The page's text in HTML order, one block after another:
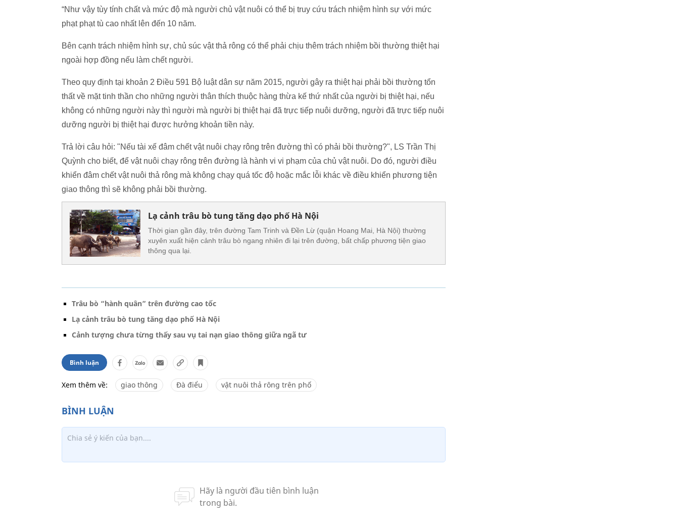
“Như vậy tùy tính chất và mức độ mà người chủ vật nuôi có thể bị truy cứu trách nhiệm hình sự với mức
phạt phạt tù cao nhất lên đến 10 năm.
Bên cạnh trách nhiệm hình sự, chủ súc vật thả rông có thể phải chịu thêm trách nhiệm bồi thường thiệt hại
ngoài hợp đồng nếu làm chết người.
Theo quy định tại khoản 2 Điều 591 Bộ luật dân sự năm 2015, người gây ra thiệt hại phải bồi thường tổn
thất về mặt tinh thần cho những người thân thích thuộc hàng thừa kế thứ nhất của người bị thiệt hại, nếu
không có những người này thì người mà người bị thiệt hại đã trực tiếp nuôi dưỡng, người đã trực tiếp nuôi
dưỡng người bị thiệt hại được hưởng khoản tiền này.
Trả lời câu hỏi: "Nếu tài xế đâm chết vật nuôi chạy rông trên đường thì có phải bồi thường?", LS Trần Thị
Quỳnh cho biết, để vật nuôi chạy rông trên đường là hành vi vi phạm của chủ vật nuôi. Do đó, người điều
khiển đâm chết vật nuôi thả rông mà không chạy quá tốc độ hoặc mắc lỗi khác về điều khiển phương tiện
giao thông thì sẽ không phải bồi thường.
Lạ cảnh trâu bò tung tăng dạo phố Hà Nội
Thời gian gần đây, trên đường Tam Trinh và Đền Lừ (quận Hoang Mai, Hà Nội) thường
xuyên xuất hiện cảnh trâu bò ngang nhiên đi lại trên đường, bất chấp phương tiện giao
thông qua lại.
Trâu bò “hành quân” trên đường cao tốc
Lạ cảnh trâu bò tung tăng dạo phố Hà Nội
Cảnh tượng chưa từng thấy sau vụ tai nạn giao thông giữa ngã tư
Bình luận
Xem thêm về: giao thông Đà điểu vật nuôi thả rông trên phố